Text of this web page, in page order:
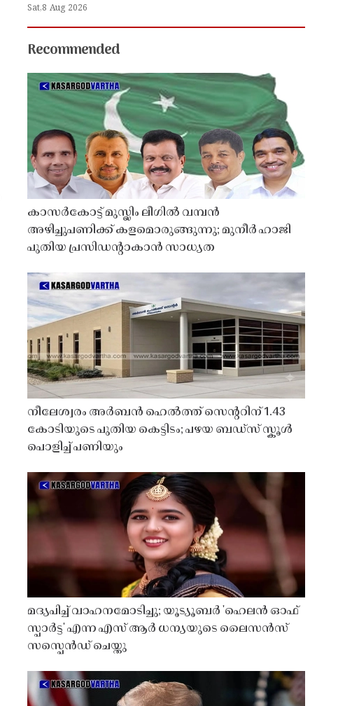
Sat,8 Aug 2026
Recommended
കാസർകോട്ട് മുസ്ലിം ലീഗിൽ വമ്പൻ
അഴിച്ചുപണിക്ക് കളമൊരുങ്ങുന്നു; മുനീർ ഹാജി
പുതിയ പ്രസിഡൻ്റാകാൻ സാധ്യത
നീലേശ്വരം അർബൻ ഹെൽത്ത് സെൻ്ററിന് 1.43
കോടിയുടെ പുതിയ കെട്ടിടം; പഴയ ബഡ്സ് സ്കൂൾ
പൊളിച്ച് പണിയും
മദ്യപിച്ച് വാഹനമോടിച്ചു; യൂട്യൂബർ 'ഹെലൻ ഓഫ്
സ്പാർട്ട' എന്ന എസ് ആർ ധന്യയുടെ ലൈസൻസ്
സസ്പെൻഡ് ചെയ്തു ​​​​​​​